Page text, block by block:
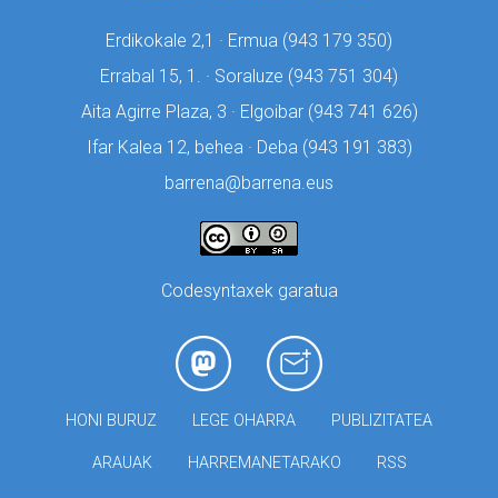
Erdikokale 2,1 · Ermua (943 179 350)
Errabal 15, 1. · Soraluze (943 751 304)
Aita Agirre Plaza, 3 · Elgoibar (943 741 626)
Ifar Kalea 12, behea · Deba (943 191 383)
barrena@barrena.eus
Codesyntaxek garatua
HONI BURUZ LEGE OHARRA PUBLIZITATEA
ARAUAK HARREMANETARAKO RSS